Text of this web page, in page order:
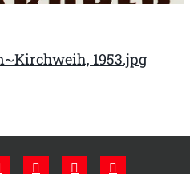
1953.jpg